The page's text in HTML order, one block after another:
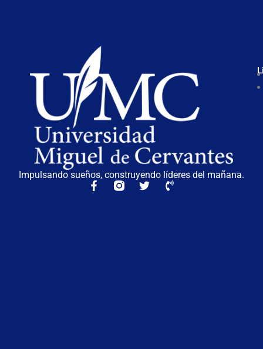
Impulsando sueños, construyendo líderes del mañana.